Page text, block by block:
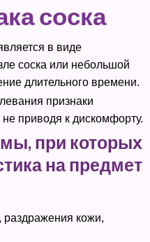
соска
в виде
соска или небольшой
длительного времени.
признаки
приводя к дискомфорту.
при которых
на предмет
раздражения кожи,